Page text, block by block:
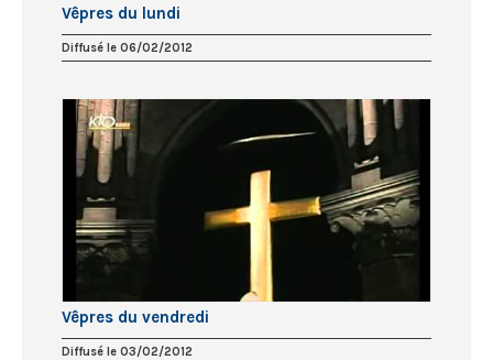
Vêpres du lundi
Diffusé le 06/02/2012
Vêpres du vendredi
Diffusé le 03/02/2012